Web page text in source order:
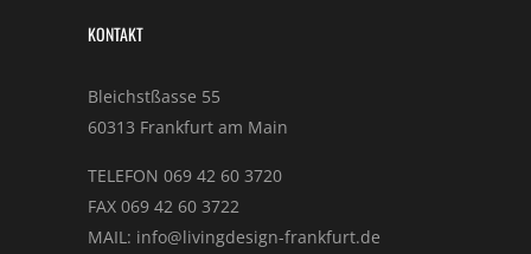
KONTAKT
Bleichstßasse 55
60313 Frankfurt am Main
TELEFON 069 42 60 3720
FAX 069 42 60 3722
MAIL: info@livingdesign-frankfurt.de